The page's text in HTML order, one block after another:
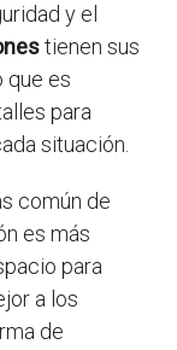
y el
tienen sus
que es
para
situación.
común de
es más
para
a los
de